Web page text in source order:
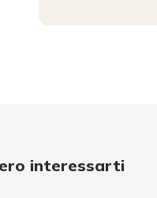
interessarti